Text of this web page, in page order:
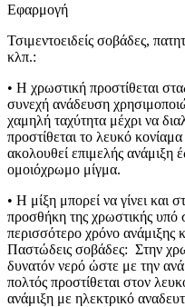
Εφαρμογή
Τσιμεντοειδείς σοβάδες,
κλπ.:
• Η χρωστική προστίθεται
συνεχή ανάδευση
χαμηλή ταχύτητα μέχρι να
προστίθεται το λευκό
ακολουθεί επιμελής ανάμιξη
ομοιόχρωμο μίγμα.
• Η μίξη μπορεί να γίνει και
προσθήκη της χρωστικής υπό
περισσότερο χρόνο ανάμιξης
Παστώδεις σοβάδες: Στην
δυνατόν νερό ώστε με την
πολτός προστίθεται στον
ανάμιξη με ηλεκτρικό